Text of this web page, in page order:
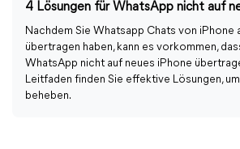
Nachdem Sie Whatsapp Chats von iPhone
übertragen haben, kann es vorkommen,
WhatsApp nicht auf neues iPhone
Leitfaden finden Sie effektive Lösungen,
beheben.